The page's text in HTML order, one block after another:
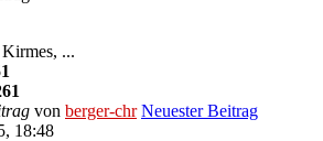
...
von berger-chr Neuester Beitrag
18:48